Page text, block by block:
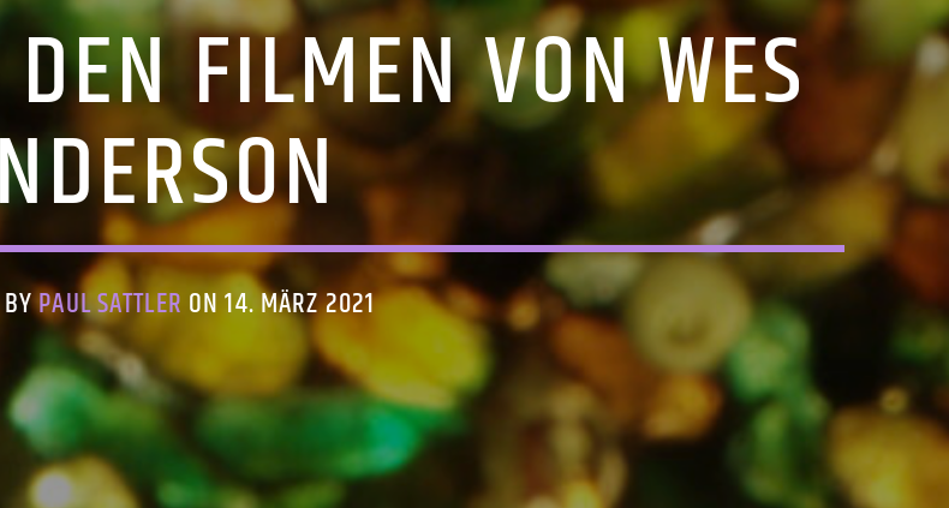
FILMEN VON WES
BYPAUL SATTLER ON 14. MÄRZ 2021